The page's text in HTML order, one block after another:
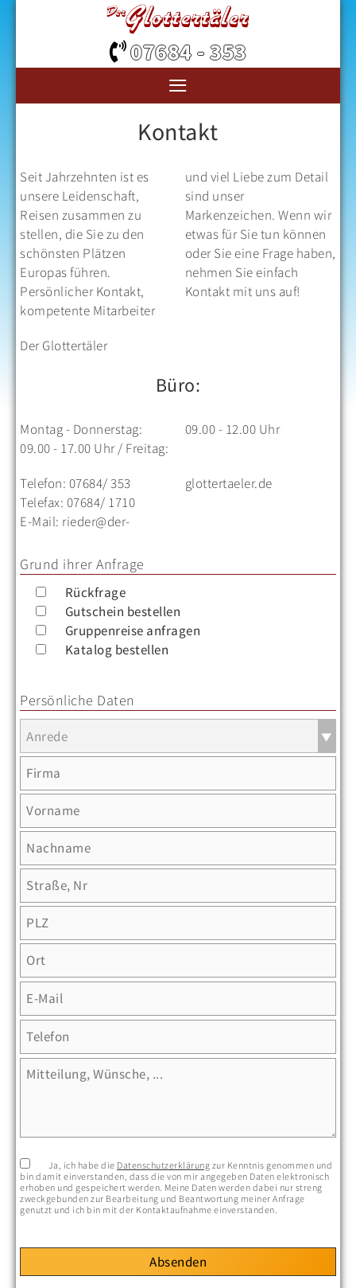
07684 - 353
≡
Kontakt
Seit Jahrzehnten ist es
unsere Leidenschaft,
Reisen zusammen zu
stellen, die Sie zu den
schönsten Plätzen
Europas führen.
Persönlicher Kontakt,
kompetente Mitarbeiter
und viel Liebe zum Detail
sind unser
Markenzeichen. Wenn wir
etwas für Sie tun können
oder Sie eine Frage haben,
nehmen Sie einfach
Kontakt mit uns auf!
Der Glottertäler
Büro:
Montag - Donnerstag:
09.00 - 17.00 Uhr / Freitag:
09.00 - 12.00 Uhr
Telefon: 07684/ 353
Telefax: 07684/ 1710
E-Mail: rieder@der-
glottertaeler.de
Grund ihrer Anfrage
Rückfrage
Gutschein bestellen
Gruppenreise anfragen
Katalog bestellen
Persönliche Daten
Ja, ich habe die Datenschutzerklärung zur Kenntnis genommen und
bin damit einverstanden, dass die von mir angegeben Daten elektronisch
erhoben und gespeichert werden. Meine Daten werden dabei nur streng
zweckgebunden zur Bearbeitung und Beantwortung meiner Anfrage
genutzt und ich bin mit der Kontaktaufnahme einverstanden.
Absenden